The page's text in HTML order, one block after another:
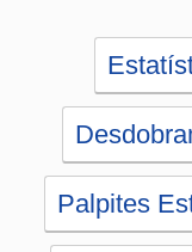
PRINCIPAL